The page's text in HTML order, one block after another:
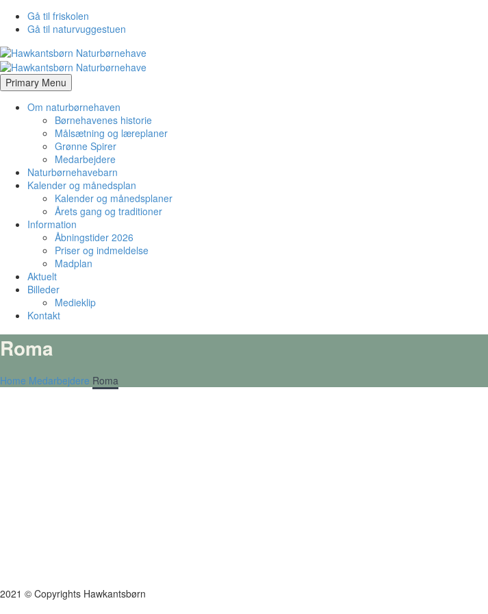
Gå til friskolen
Gå til naturvuggestuen
Primary Menu
Om naturbørnehaven
Børnehavenes historie
Målsætning og læreplaner
Grønne Spirer
Medarbejdere
Naturbørnehavebarn
Kalender og månedsplan
Kalender og månedsplaner
Årets gang og traditioner
Information
Åbningstider 2026
Priser og indmeldelse
Madplan
Aktuelt
Billeder
Medieklip
Kontakt
Roma
Home Medarbejdere Roma
2021 © Copyrights Hawkantsbørn